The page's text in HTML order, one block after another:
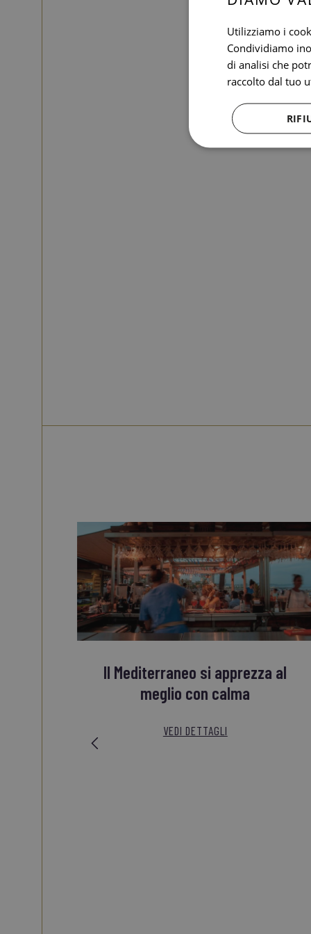
Il Mediterraneo si apprezza al
meglio con calma
VEDI DETTAGLI
Utilizziamo i
Condividiamo
di analisi che
raccolto dal tuo